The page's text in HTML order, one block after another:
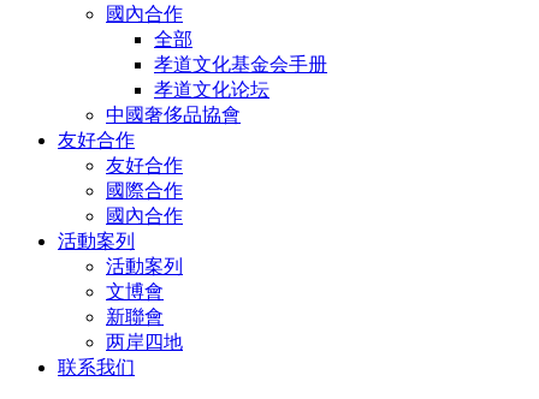
國內合作
全部
孝道文化基金会手册
孝道文化论坛
中國奢侈品協會
友好合作
友好合作
國際合作
國內合作
活動案列
活動案列
文博會
新聯會
两岸四地
联系我们